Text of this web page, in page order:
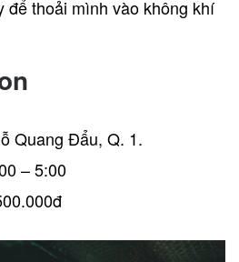
để thoải mình vào không khí
Quang Đẩu, Q. 1.
– 5:00